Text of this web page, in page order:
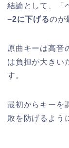
結論として、「
−2に下げるのが
原曲キーは高音
は負担が大きい
す。
最初からキーを
敗を防げるよう